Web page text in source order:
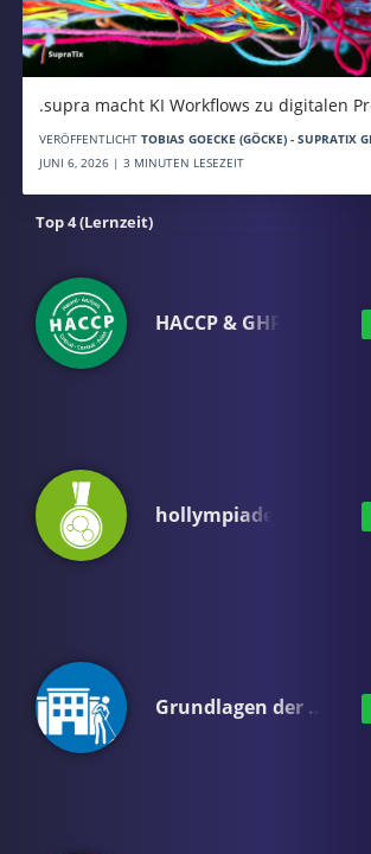
.supra macht KI Workflows zu digitalen
VERÖFFENTLICHT TOBIAS GOECKE (GÖCKE) - SUPRATIX
JUNI 6, 2026 | 3 MINUTEN LESEZEIT
Top 4 (Lernzeit)
HACCP & GHP
hollympiade
Grundlagen der …